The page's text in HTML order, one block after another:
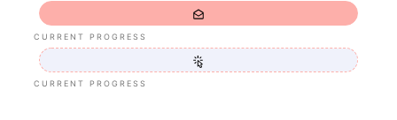
CURRENT PROGRESS
CURRENT PROGRESS